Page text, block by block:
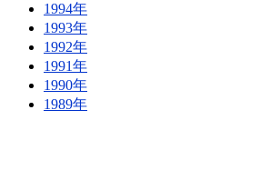
1994年
1993年
1992年
1991年
1990年
1989年